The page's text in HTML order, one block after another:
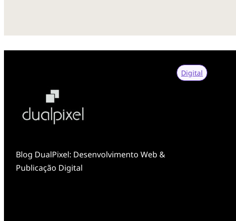
Blog DualPixel: Desenvolvimento Web &
Publicação Digital
Digital